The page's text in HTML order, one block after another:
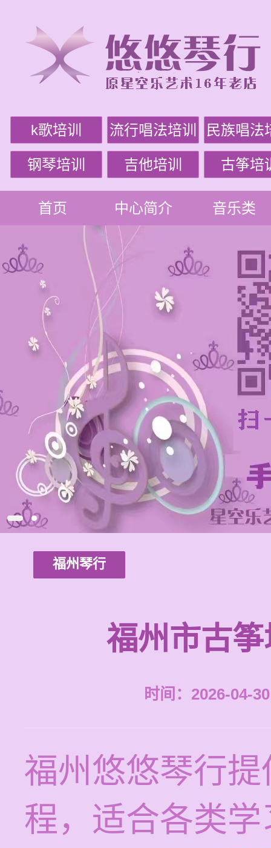
k歌培训 流行唱法培训 民族唱法
钢琴培训 吉他培训 古筝培
首页 中心简介 音乐类
福州琴行
福州市古
时间：2026-04-
福州悠悠琴行
程，适合各类